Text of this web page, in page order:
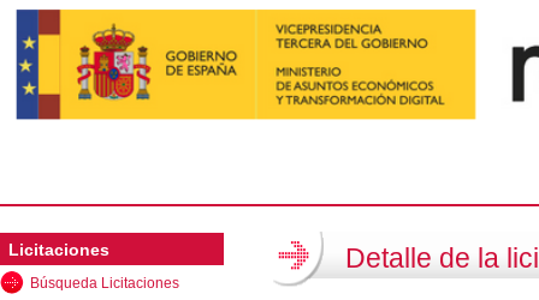
Licitaciones
Búsqueda Licitaciones
Detalle de la